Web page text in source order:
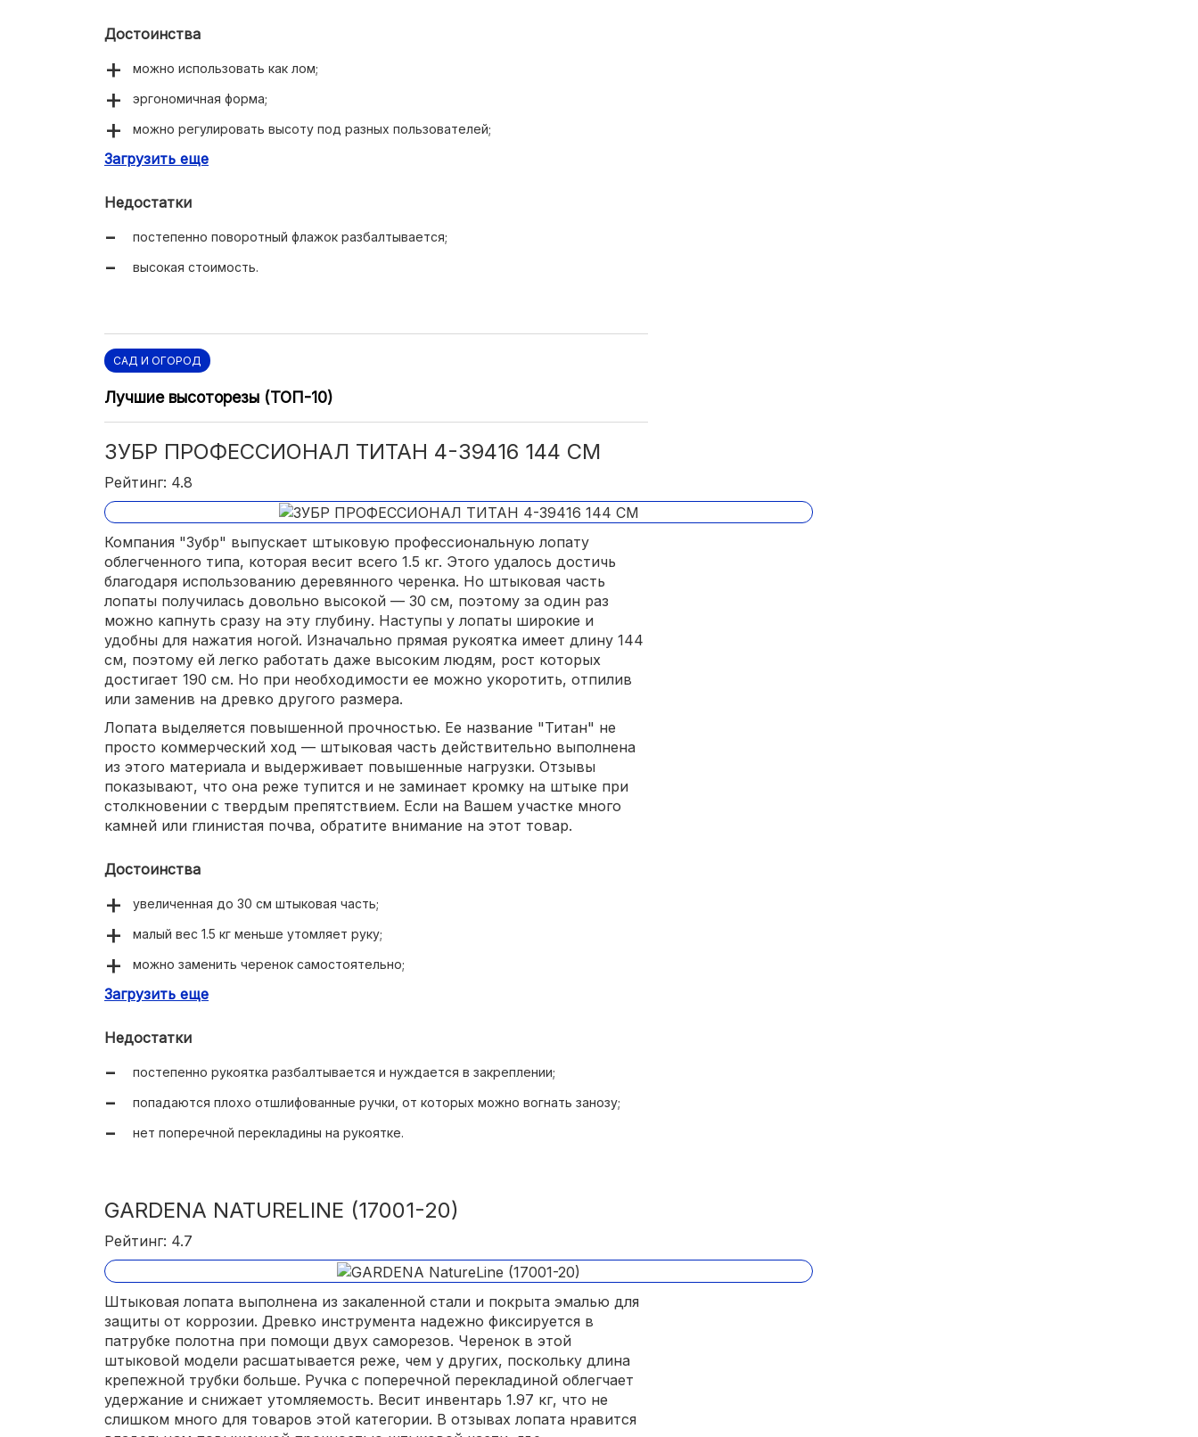
Достоинства
можно использовать как лом;
эргономичная форма;
можно регулировать высоту под разных пользователей;
подходит для узких ям.
Загрузить еще
Недостатки
постепенно поворотный флажок разбалтывается;
высокая стоимость.
САД И ОГОРОД
Лучшие высоторезы (ТОП-10)
ЗУБР ПРОФЕССИОНАЛ ТИТАН 4-39416 144 СМ
Рейтинг: 4.8
Компания "Зубр" выпускает штыковую профессиональную лопату
облегченного типа, которая весит всего 1.5 кг. Этого удалось достичь
благодаря использованию деревянного черенка. Но штыковая часть
лопаты получилась довольно высокой — 30 см, поэтому за один раз
можно капнуть сразу на эту глубину. Наступы у лопаты широкие и
удобны для нажатия ногой. Изначально прямая рукоятка имеет длину 144
см, поэтому ей легко работать даже высоким людям, рост которых
достигает 190 см. Но при необходимости ее можно укоротить, отпилив
или заменив на древко другого размера.
Лопата выделяется повышенной прочностью. Ее название "Титан" не
просто коммерческий ход — штыковая часть действительно выполнена
из этого материала и выдерживает повышенные нагрузки. Отзывы
показывают, что она реже тупится и не заминает кромку на штыке при
столкновении с твердым препятствием. Если на Вашем участке много
камней или глинистая почва, обратите внимание на этот товар.
Достоинства
увеличенная до 30 см штыковая часть;
малый вес 1.5 кг меньше утомляет руку;
можно заменить черенок самостоятельно;
подходит для высоких людей.
Загрузить еще
Недостатки
постепенно рукоятка разбалтывается и нуждается в закреплении;
попадаются плохо отшлифованные ручки, от которых можно вогнать занозу;
нет поперечной перекладины на рукоятке.
GARDENA NATURELINE (17001-20)
Рейтинг: 4.7
Штыковая лопата выполнена из закаленной стали и покрыта эмалью для
защиты от коррозии. Древко инструмента надежно фиксируется в
патрубке полотна при помощи двух саморезов. Черенок в этой
штыковой модели расшатывается реже, чем у других, поскольку длина
крепежной трубки больше. Ручка с поперечной перекладиной облегчает
удержание и снижает утомляемость. Весит инвентарь 1.97 кг, что не
слишком много для товаров этой категории. В отзывах лопата нравится